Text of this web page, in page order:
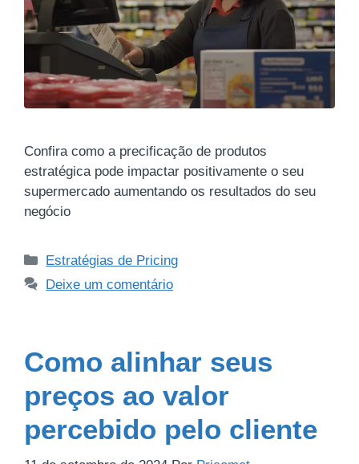
Confira como a precificação de produtos
estratégica pode impactar positivamente o seu
supermercado aumentando os resultados do seu
negócio
Estratégias de Pricing
Deixe um comentário
Como alinhar seus
preços ao valor
percebido pelo cliente